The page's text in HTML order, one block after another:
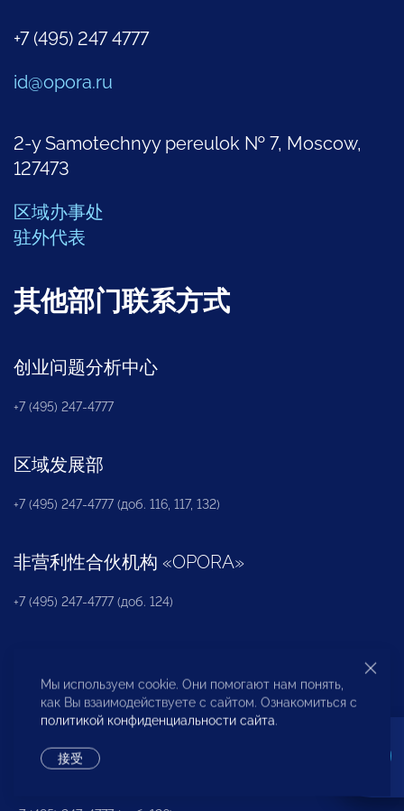
+7 (495) 247 4777
id@opora.ru
2-y Samotechnyy pereulok № 7, Moscow,
127473
区域办事处
驻外代表
其他部门联系方式
创业问题分析中心
+7 (495) 247-4777
区域发展部
+7 (495) 247-4777 (доб. 116, 117, 132)
非营利性合伙机构 «OPORA»
+7 (495) 247-4777 (доб. 124)
+7 (495) 247 4777 (доб. 115, 114, 113)
pressa@opora.ru
国际部
Мы используем cookie. Они помогают нам понять,
как Вы взаимодействуете с сайтом. Ознакомиться с
политикой конфиденциальности сайта.
接受